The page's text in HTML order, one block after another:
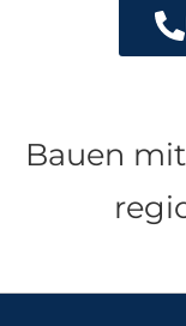
Bauen